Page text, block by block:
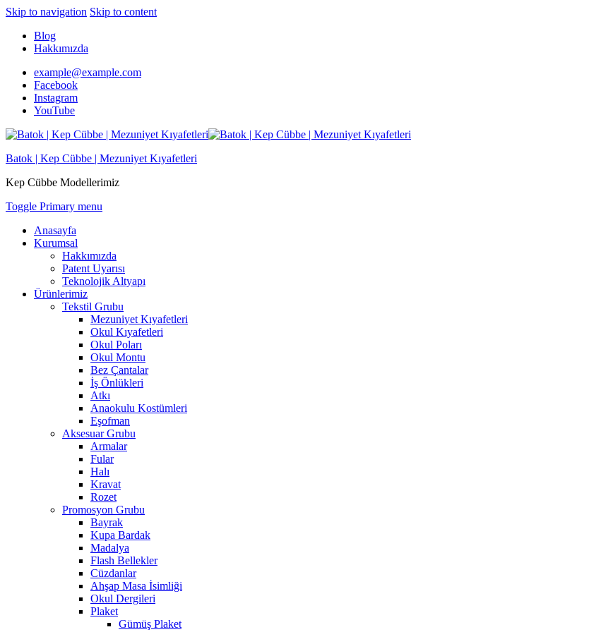
Skip to navigation Skip to content
Blog
Hakkımızda
example@example.com
Facebook
Instagram
YouTube
Batok | Kep Cübbe | Mezuniyet Kıyafetleri
Kep Cübbe Modellerimiz
Toggle Primary menu
Anasayfa
Kurumsal
Hakkımızda
Patent Uyarısı
Teknolojik Altyapı
Ürünlerimiz
Tekstil Grubu
Mezuniyet Kıyafetleri
Okul Kıyafetleri
Okul Poları
Okul Montu
Bez Çantalar
İş Önlükleri
Atkı
Anaokulu Kostümleri
Eşofman
Aksesuar Grubu
Armalar
Fular
Halı
Kravat
Rozet
Promosyon Grubu
Bayrak
Kupa Bardak
Madalya
Flash Bellekler
Cüzdanlar
Ahşap Masa İsimliği
Okul Dergileri
Plaket
Gümüş Plaket